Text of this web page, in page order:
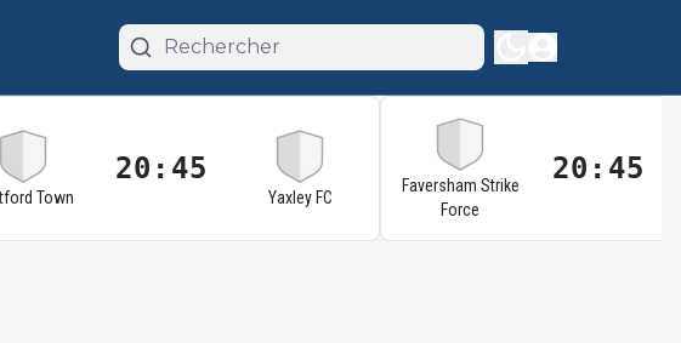
Town
20:45
Yaxley FC
Faversham Strike
Force
20:45